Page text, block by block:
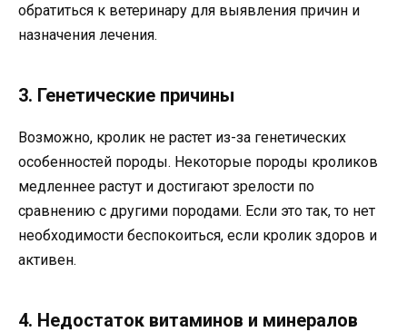
обратиться к ветеринару для выявления причин и
назначения лечения.
3. Генетические причины
Возможно, кролик не растет из-за генетических
особенностей породы. Некоторые породы кроликов
медленнее растут и достигают зрелости по
сравнению с другими породами. Если это так, то нет
необходимости беспокоиться, если кролик здоров и
активен.
4. Недостаток витаминов и минералов